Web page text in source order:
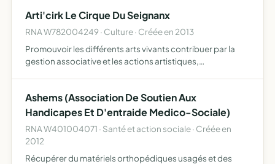
Arti'cirk Le Cirque Du Seignanx
RNA W782004249 · Culture · Créée en 2013
Promouvoir les différents arts vivants contribuer par la
gestion associative et les actions artistiques,
Ashems (Association De Soutien Aux
Handicapes Et D'entraide Medico-Sociale)
RNA W401004071 · Santé et action sociale · Créée en
2012
Récupérer du matériels orthopédiques usagés et des